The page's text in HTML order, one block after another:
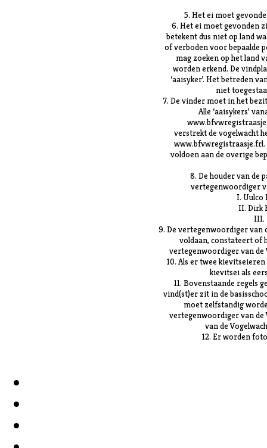
5. Het ei moet
6. Het ei moet gevonden
betekent dus niet op land
of verboden voor bepaalde
mag zoeken op het land
worden erkend. De
‘aaisyker’. Het betreden
niet
7. De vinder moet in het
Alle ‘aaisykers’
verstrekt de vogelwacht
voldoen aan de overige
8. De houder van de
vertegenwoordiger
I. Uulco
II. Dirk
III.
9. De vertegenwoordiger van
voldaan, constateert of
vertegenwoordiger van de
10. Als er twee
kievitsei als
11. Bovenstaande regels
vind(st)er zit in de
moet zelfstandig
vertegenwoordiger van de
van de
12. Er worden